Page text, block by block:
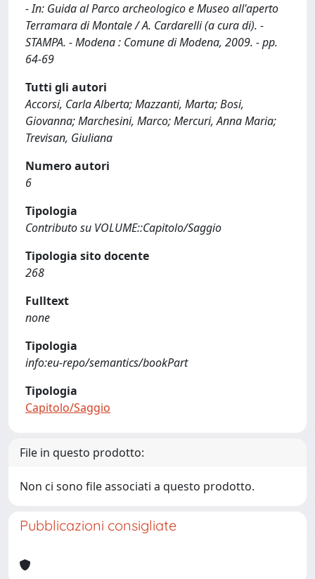
- In: Guida al Parco archeologico e Museo all'aperto
Terramara di Montale / A. Cardarelli (a cura di). -
STAMPA. - Modena : Comune di Modena, 2009. - pp.
64-69
Tutti gli autori
Accorsi, Carla Alberta; Mazzanti, Marta; Bosi,
Giovanna; Marchesini, Marco; Mercuri, Anna Maria;
Trevisan, Giuliana
Numero autori
6
Tipologia
Contributo su VOLUME::Capitolo/Saggio
Tipologia sito docente
268
Fulltext
none
Tipologia
info:eu-repo/semantics/bookPart
Tipologia
Capitolo/Saggio
File in questo prodotto:
Non ci sono file associati a questo prodotto.
Pubblicazioni consigliate